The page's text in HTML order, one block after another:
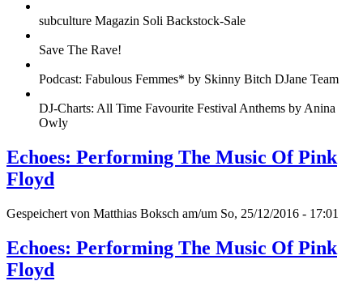
subculture Magazin Soli Backstock-Sale
Save The Rave!
Podcast: Fabulous Femmes* by Skinny Bitch DJane Team
DJ-Charts: All Time Favourite Festival Anthems by Anina
Owly
Echoes: Performing The Music Of Pink
Floyd
Gespeichert von Matthias Boksch am/um So, 25/12/2016 - 17:01
Echoes: Performing The Music Of Pink
Floyd